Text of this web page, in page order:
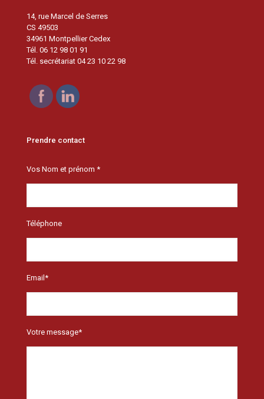
14, rue Marcel de Serres
CS 49503
34961 Montpellier Cedex
Tél. 06 12 98 01 91
Tél. secrétariat 04 23 10 22 98
Prendre contact
Vos Nom et prénom *
Téléphone
Email*
Votre message*